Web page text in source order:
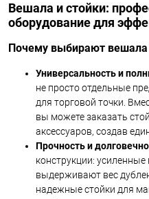
Вешала и стойки:
оборудование для
Почему выбирают вешала
Универсальность и
не просто отдельные
для торговой точки.
вы можете заказать
аксессуаров, создав
Прочность и
конструкции:
выдерживают вес
надежные стойки для